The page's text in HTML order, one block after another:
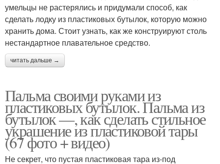
умельцы не растерялись и придумали способ, как
сделать лодку из пластиковых бутылок, которую можно
хранить дома. Стоит узнать, как же конструируют столь
нестандартное плавательное средство.
читать дальше →
Пальма своими руками из
пластиковых бутылок. Пальма из
бутылок —, как сделать стильное
украшение из пластиковой тары
(67 фото + видео)
Не секрет, что пустая пластиковая тара из-под